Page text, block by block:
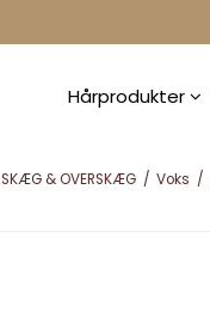
Hårprodukter
SKÆG & OVERSKÆG / Voks /